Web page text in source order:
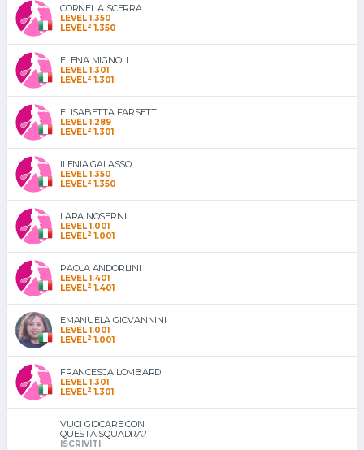
CORNELIA SCERRA
LEVEL 1.350
LEVEL2 1.350
ELENA MIGNOLLI
LEVEL 1.301
LEVEL2 1.301
ELISABETTA FARSETTI
LEVEL 1.289
LEVEL2 1.301
ILENIA GALASSO
LEVEL 1.350
LEVEL2 1.350
LARA NOSERNI
LEVEL 1.001
LEVEL2 1.001
PAOLA ANDORLINI
LEVEL 1.401
LEVEL2 1.401
EMANUELA GIOVANNINI
LEVEL 1.001
LEVEL2 1.001
FRANCESCA LOMBARDI
LEVEL 1.301
LEVEL2 1.301
VUOI GIOCARE CON
QUESTA SQUADRA?
ISCRIVITI